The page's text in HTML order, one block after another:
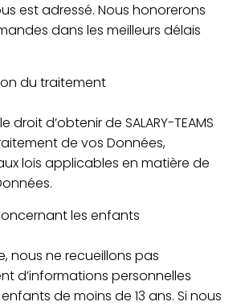
est adressé. Nous honorerons
dans les meilleurs délais
du traitement
droit d’obtenir de SALARY-TEAMS
de vos Données,
lois applicables en matière de
les enfants
nous ne recueillons pas
d’informations personnelles
de moins de 13 ans. Si nous